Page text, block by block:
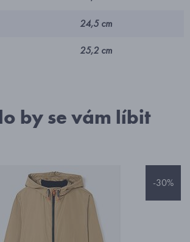
24,5 cm
25,2 cm
by se vám líbit
-30%